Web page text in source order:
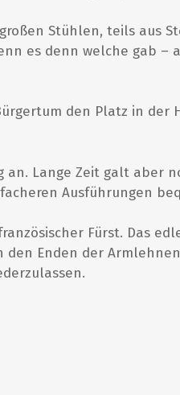
Stühlen, teils aus
es denn welche gab –
den Platz in der
Lange Zeit galt aber
Ausführungen
Fürst. Das
Enden der